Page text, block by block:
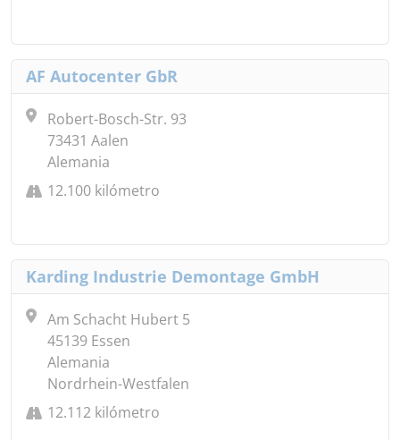
AF Autocenter GbR
Robert-Bosch-Str. 93
73431 Aalen
Alemania
12.100 kilómetro
Karding Industrie Demontage GmbH
Am Schacht Hubert 5
45139 Essen
Alemania
Nordrhein-Westfalen
12.112 kilómetro